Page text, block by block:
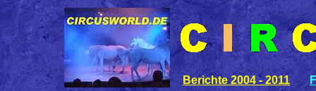
Berichte 2004 - 2011